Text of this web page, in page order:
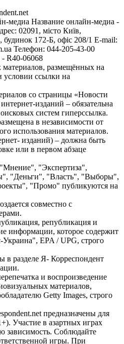
медиа Название онлайн-медиа -
02091, місто Київ,
172-Б, офіс 208/1 E-mail:
Телефон: 044-205-43-00
R40-06068
размещённых на
условии ссылки на
со страницы «Новости
изданий – обязательна
систем гиперссылка.
в независимости от
использования материалов.
изданий) – должна быть
или в первом абзаце
"Экспертиза",
"Деньги", "Власть", "Выборы",
"Промо" публикуются на
совместно с
републикация и
информации, которое содержит
EPA / UPG, строго
в разделе Я- Корреспондент
и воспроизведение
материалов,
Getty Images, строго
предназначены для
Участие в азартных играх
зависимость. Соблюдайте
игры. При